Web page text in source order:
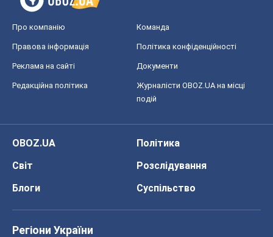
Про компанію Команда
Правова інформація Політика конфіденційності
Реклама на сайті Документи
Редакційна політика
Журналісти OBOZ.UA на місці
подій
OBOZ.UA
Політика
Світ
Розслідування
Блоги
Суспільство
Регіони України